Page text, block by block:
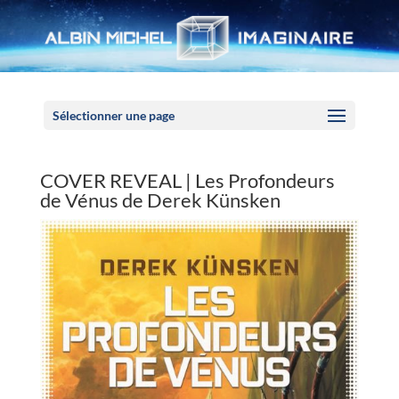
Sélectionner une page
COVER REVEAL | Les Profondeurs
de Vénus de Derek Künsken
Panneau de gestion des cookies